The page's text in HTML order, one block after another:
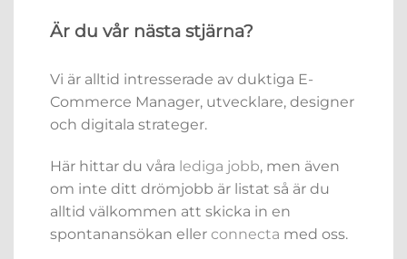
Är du vår nästa stjärna?
Vi är alltid intresserade av duktiga E-
Commerce Manager, utvecklare, designer
och digitala strateger.
Här hittar du våra lediga jobb, men även
om inte ditt drömjobb är listat så är du
alltid välkommen att skicka in en
spontanansökan eller connecta med oss.